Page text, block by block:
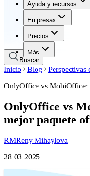
Ayuda y recursos
Empresas
Precios
Más
Ayuda y recursos
Empresas
Precios
Buscar
Inicio Blog
Perspectivas
OnlyOffice vs MobiOffice:
OnlyOffice vs
mejor paquete
RMReny Mihaylova
28-03-2025